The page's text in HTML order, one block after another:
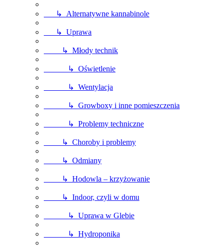
↳ Alternatywne kannabinole
↳ Uprawa
↳ Młody technik
↳ Oświetlenie
↳ Wentylacja
↳ Growboxy i inne pomieszczenia
↳ Problemy techniczne
↳ Choroby i problemy
↳ Odmiany
↳ Hodowla – krzyżowanie
↳ Indoor, czyli w domu
↳ Uprawa w Glebie
↳ Hydroponika